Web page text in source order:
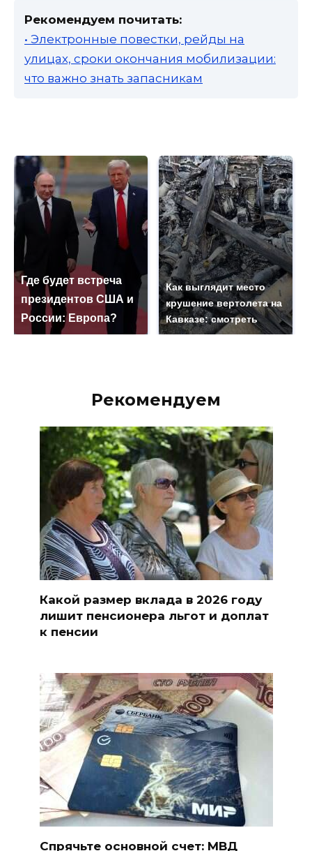
Рекомендуем почитать:
• Электронные повестки, рейды на
улицах, сроки окончания мобилизации:
что важно знать запасникам
Где будет встреча
президентов США и
России: Европа?
Как выглядит место
крушение вертолета на
Кавказе: смотреть
Рекомендуем
Какой размер вклада в 2026 году
лишит пенсионера льгот и доплат
к пенсии
Спрячьте основной счет: МВД